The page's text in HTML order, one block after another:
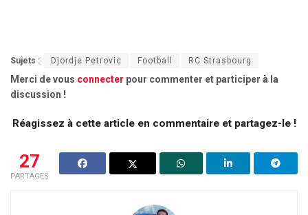
Sujets : Djordje Petrovic Football RC Strasbourg
Merci de vous connecter pour commenter et participer à la
discussion !
Réagissez à cette article en commentaire et partagez-le !
27
PARTAGES